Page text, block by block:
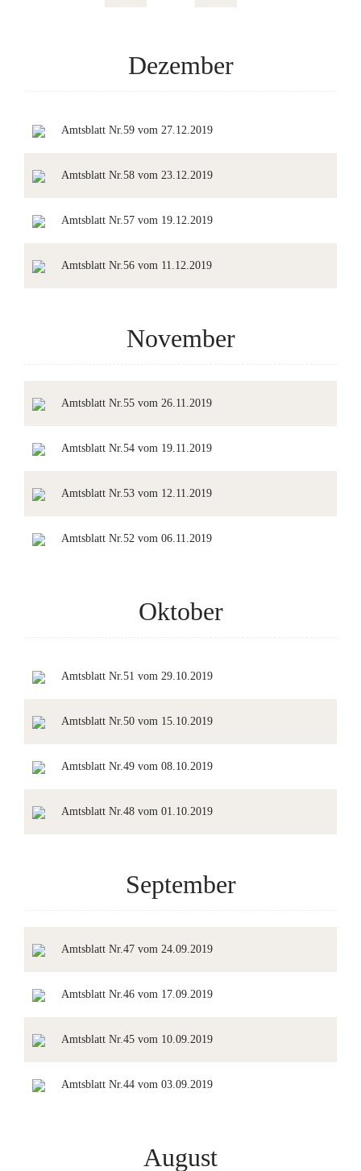
Dezember
Amtsblatt Nr.59 vom 27.12.2019
Amtsblatt Nr.58 vom 23.12.2019
Amtsblatt Nr.57 vom 19.12.2019
Amtsblatt Nr.56 vom 11.12.2019
November
Amtsblatt Nr.55 vom 26.11.2019
Amtsblatt Nr.54 vom 19.11.2019
Amtsblatt Nr.53 vom 12.11.2019
Amtsblatt Nr.52 vom 06.11.2019
Oktober
Amtsblatt Nr.51 vom 29.10.2019
Amtsblatt Nr.50 vom 15.10.2019
Amtsblatt Nr.49 vom 08.10.2019
Amtsblatt Nr.48 vom 01.10.2019
September
Amtsblatt Nr.47 vom 24.09.2019
Amtsblatt Nr.46 vom 17.09.2019
Amtsblatt Nr.45 vom 10.09.2019
Amtsblatt Nr.44 vom 03.09.2019
August